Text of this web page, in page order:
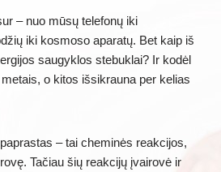
– nuo mūsų telefonų iki
iki kosmoso aparatų. Bet kaip iš
saugyklos stebuklai? Ir kodėl
o kitos išsikrauna per kelias
– tai cheminės reakcijos,
Tačiau šių reakcijų įvairovė ir